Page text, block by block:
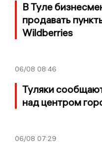
В Туле
продавать
Wildberries
06/08 08:46
Туляки
над центром
06/08 07:29